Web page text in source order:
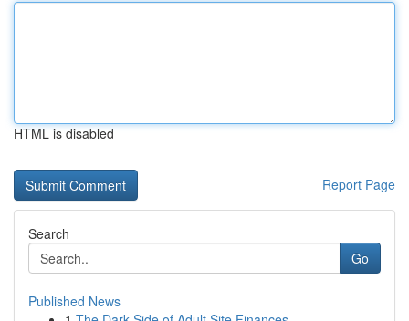
HTML is disabled
Report Page
Search
Go
Published News